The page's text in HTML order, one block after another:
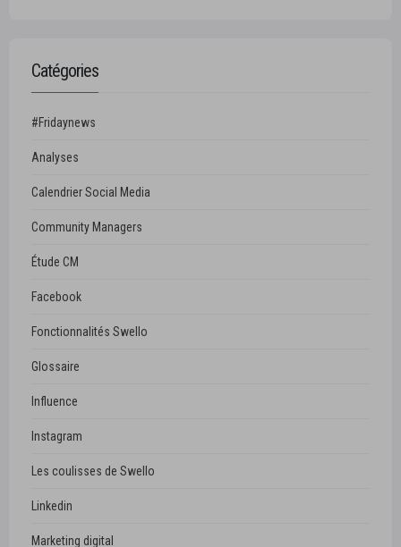
Catégories
#Fridaynews
Analyses
Calendrier Social Media
Community Managers
Étude CM
Facebook
Fonctionnalités Swello
Glossaire
Influence
Instagram
Les coulisses de Swello
Linkedin
Marketing digital